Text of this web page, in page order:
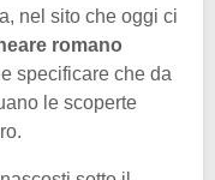
nel sito che oggi ci
romano
specificare che da
le scoperte